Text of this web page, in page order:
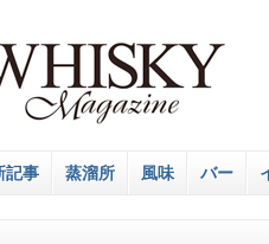
記事 蒸溜所 風味 バー